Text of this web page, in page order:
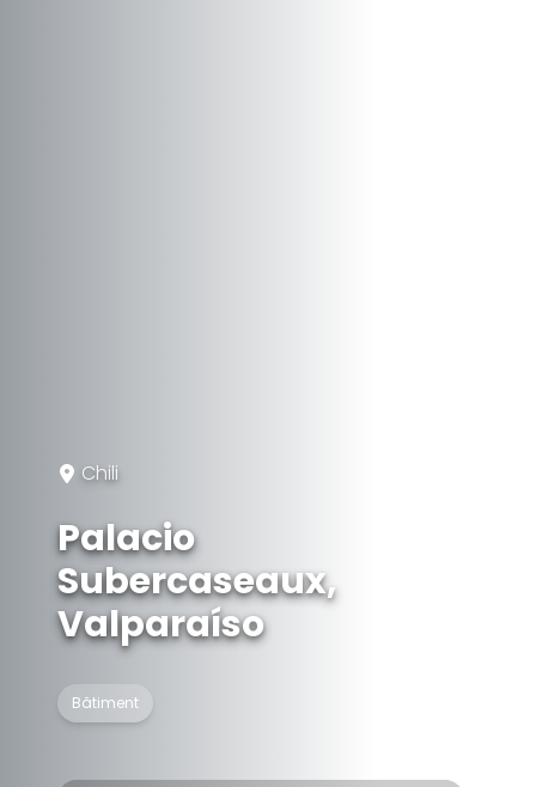
Chili
Palacio
Subercaseaux,
Valparaíso
Bâtiment